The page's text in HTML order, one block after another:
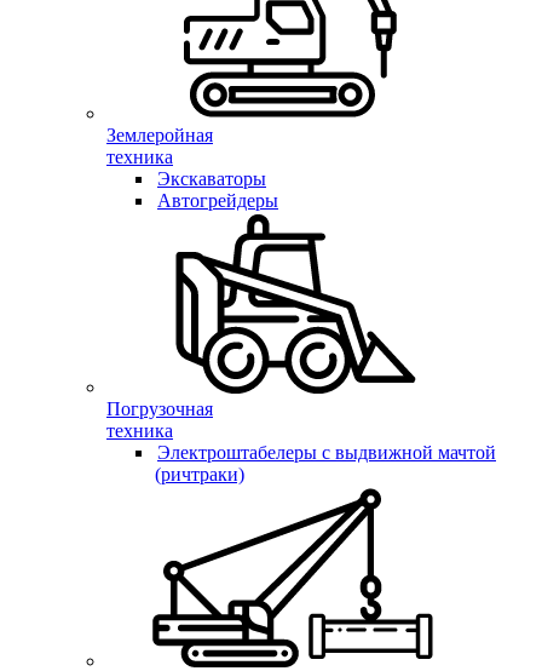
Землеройная
техника
Экскаваторы
Автогрейдеры
Погрузочная
техника
Электроштабелеры с выдвижной мачтой
(ричтраки)